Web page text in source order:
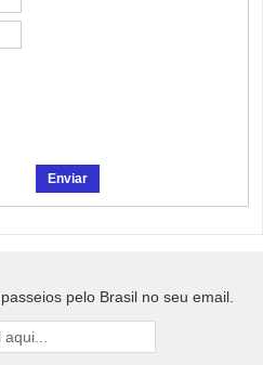
pelo Brasil no seu email.